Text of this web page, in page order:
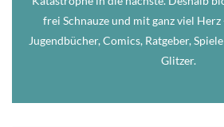
frei Schnauze und mit ganz viel
Jugendbücher, Comics, Ratgeber,
Glitzer.